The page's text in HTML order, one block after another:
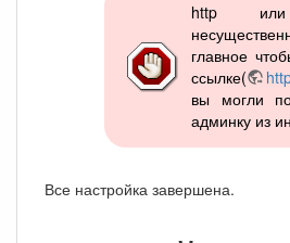
http
главное
ссылке(
вы могли
админку из
Все настройка завершена.